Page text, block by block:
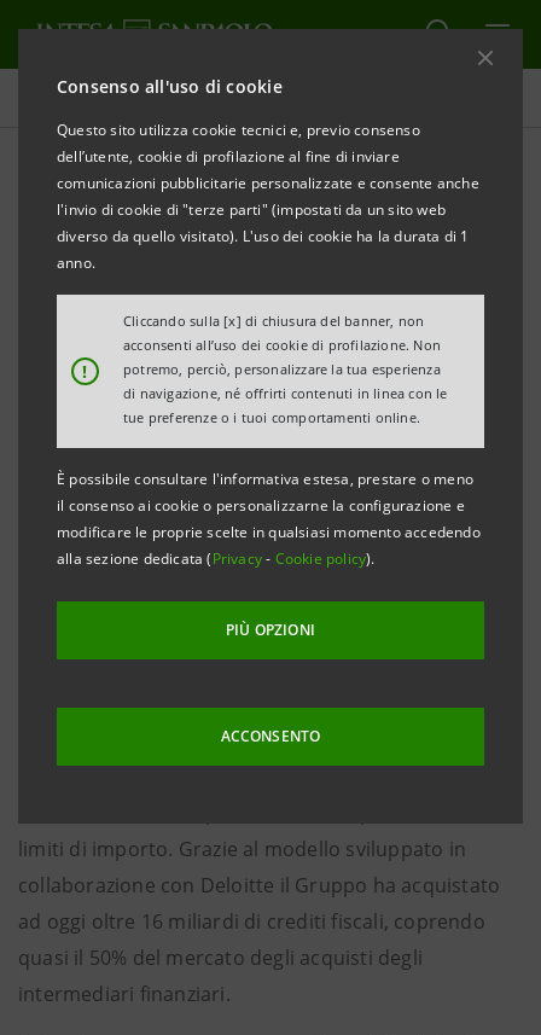
Consenso all'uso di cookie
Questo sito utilizza cookie tecnici e, previo consenso
dell’utente, cookie di profilazione al fine di inviare
comunicazioni pubblicitarie personalizzate e consente anche
l'invio di cookie di "terze parti" (impostati da un sito web
diverso da quello visitato). L'uso dei cookie ha la durata di 1
anno.
!
Cliccando sulla [x] di chiusura del banner, non
acconsenti all’uso dei cookie di profilazione. Non
potremo, perciò, personalizzare la tua esperienza
di navigazione, né offrirti contenuti in linea con le
tue preferenze o i tuoi comportamenti online.
È possibile consultare l'informativa estesa, prestare o meno
il consenso ai cookie o personalizzarne la configurazione e
modificare le proprie scelte in qualsiasi momento accedendo
alla sezione dedicata (Privacy- Cookie policy).
PIÙ OPZIONI
ACCONSENTO
Comunicati stampa
STAMPA AGGIORNA
BONUS EDILIZI: ACCORDO TRA INTESA SANPAOLO E
SALCEF GROUP SULLA RICESSIONE DI CREDITI
FISCALI PER 40 MILIONI DI EURO
• Prosegue l’attuazione del DL Aiuti da parte della
banca finalizzata a liberare capacità fiscale a
beneficio di privati e aziende
• L’accordo di ricessione con il Gruppo Salcef ha la
finalità di sostenere il settore edile laziale e
nazionale
Intesa Sanpaolo e Salcef Group
Intesa Sanpaolo conferma il proprio impegno a
limiti di importo. Grazie al modello sviluppato in
collaborazione con Deloitte il Gruppo ha acquistato
ad oggi oltre 16 miliardi di crediti fiscali, coprendo
quasi il 50% del mercato degli acquisti degli
intermediari finanziari.